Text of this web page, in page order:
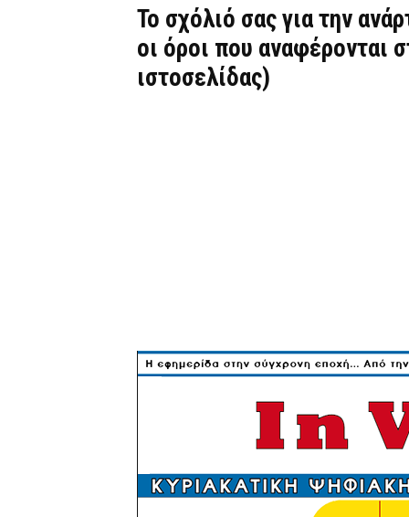
Το σχόλιό σας για την
οι όροι που αναφέρονται
ιστοσελίδας)